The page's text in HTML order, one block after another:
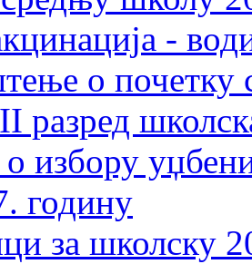
-
о почетку
разред
избору
годину
за школску